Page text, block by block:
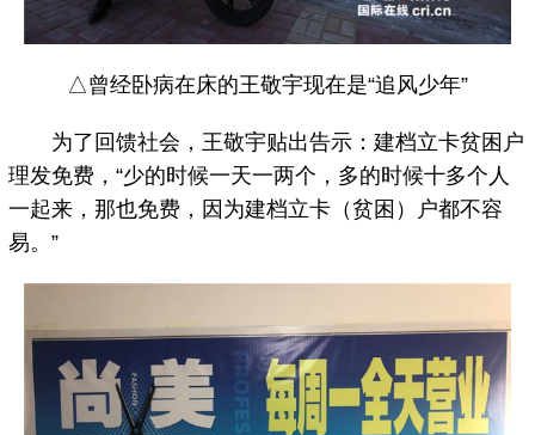
△曾经卧病在床的王敬宇现在是“追风少年”
为了回馈社会，王敬宇贴出告示：建档立卡贫困户
理发免费，“少的时候一天一两个，多的时候十多个人
一起来，那也免费，因为建档立卡（贫困）户都不容
易。”